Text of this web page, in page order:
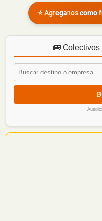
⭐ Agreganos como
🚌 Colectivos